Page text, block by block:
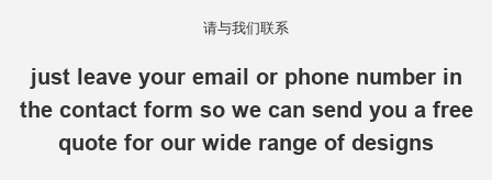
请与我们联系
just leave your email or phone number in
the contact form so we can send you a free
quote for our wide range of designs